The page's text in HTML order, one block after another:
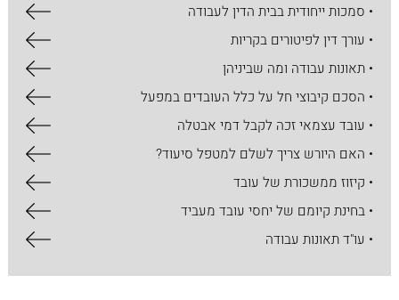
• סמכות ייחודית בבית הדין לעבודה
• עורך דין לפיטורים בקריות
• תאונות עבודה ומה שביניהן
• הסכם קיבוצי חל על כלל העובדים במפעל
• עובד עצמאי זכה לקבל דמי אבטלה
• האם היורש צריך לשלם למטפל סיעוד?
• קיזוז ממשכורת של עובד
• בחינת קיומם של יחסי עובד מעביד
• עו"ד תאונות עבודה